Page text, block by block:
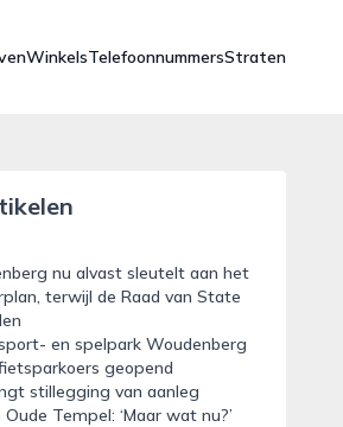
WinkelsTelefoonnummersStraten
nu alvast sleutelt aan het
terwijl de Raad van State
en spelpark Woudenberg
geopend
stillegging van aanleg
Tempel: ‘Maar wat nu?’